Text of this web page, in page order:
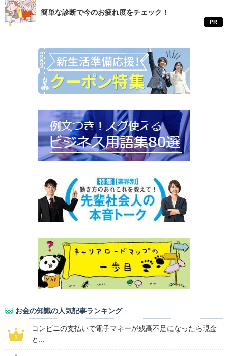
簡単な診断で今のお疲れ度をチェック！
PR
お金の知識の人気記事ランキング
コンビニの支払いで電子マネーが残高不足になったら現金
と...